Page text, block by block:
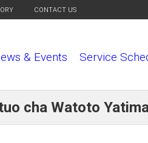
CONTACT US
& Events Service
cha Watoto